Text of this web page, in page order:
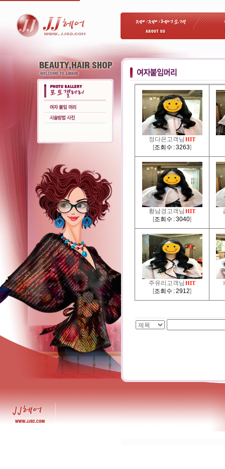
정다은고객님 HIT
[조회수 : 3263]
황남경고객님 HIT
[조회수 : 3040]
주유리고객님 HIT
[조회수 : 2912]